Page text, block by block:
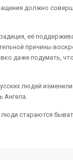
должно
её
причины
даже подумать,
людей
Ангела.
стараются